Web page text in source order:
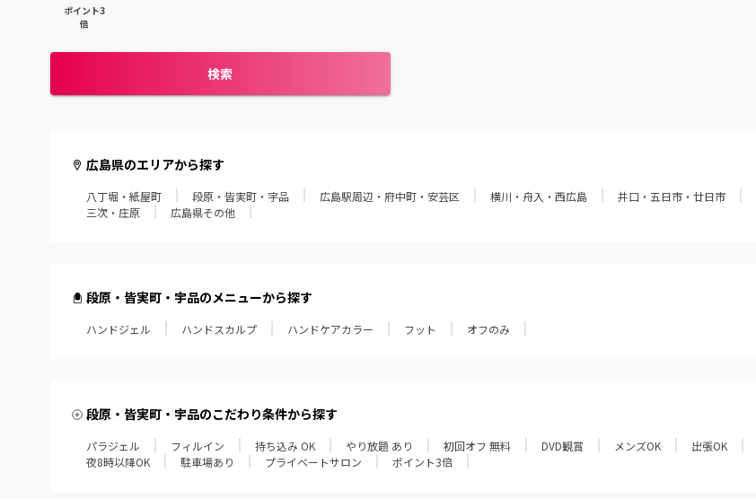
ポイント3
倍
検索
広島県のエリアから探す
八丁堀・紙屋町 段原・皆実町・宇品 広島駅周辺・府中町・安芸区 横川・舟入・西広島 井口・五日市・廿日市
三次・庄原
広島県その他
段原・皆実町・宇品のメニューから探す
ハンドジェル ハンドスカルプ ハンドケアカラー フット オフのみ
段原・皆実町・宇品のこだわり条件から探す
パラジェル フィルイン 持ち込み OK やり放題 あり 初回オフ 無料 DVD観賞 メンズOK 出張OK
夜8時以降OK
駐車場あり プライベートサロン ポイント3倍